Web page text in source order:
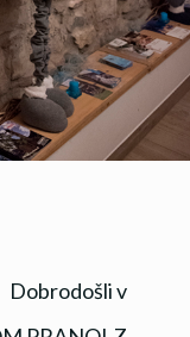
Dobrodošli v